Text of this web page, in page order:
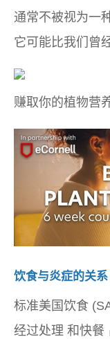
通常不被视为一
它可能比我们曾
赚取你的植物营
饮食与炎症的关系
标准美国饮食
经过处理 和快餐